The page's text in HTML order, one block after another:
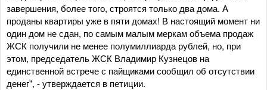
завершения, более того, строятся только два дома. А
проданы квартиры уже в пяти домах! В настоящий момент ни
один дом не сдан, по самым малым меркам объема продаж
ЖСК получили не менее полумиллиарда рублей, но, при
этом, председатель ЖСК Владимир Кузнецов на
единственной встрече с пайщиками сообщил об отсутствии
денег", - утверждается в петиции.